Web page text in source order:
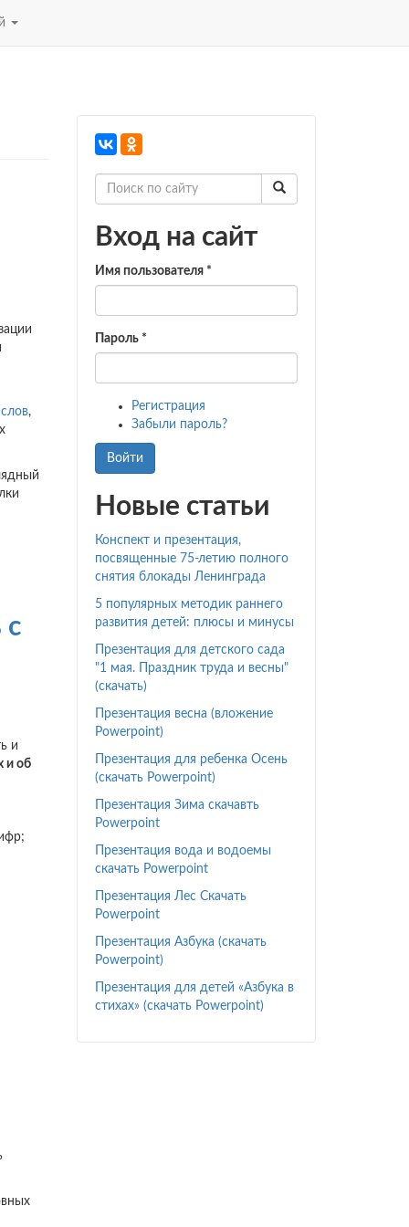
,
с
и
и об
Вход на сайт
Имя пользователя *
Пароль *
Регистрация
Забыли пароль?
Войти
Новые статьи
Конспект и презентация,
посвященные 75-летию полного
снятия блокады Ленинграда
5 популярных методик раннего
развития детей: плюсы и минусы
Презентация для детского сада
"1 мая. Праздник труда и весны"
(скачать)
Презентация весна (вложение
Powerpoint)
Презентация для ребенка Осень
(скачать Powerpoint)
Презентация Зима скачавть
Powerpoint
Презентация вода и водоемы
скачать Powerpoint
Презентация Лес Скачать
Powerpoint
Презентация Азбука (скачать
Powerpoint)
Презентация для детей «Азбука в
стихах» (скачать Powerpoint)